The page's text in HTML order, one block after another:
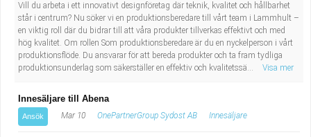
Vill du arbeta i ett innovativt designföretag där teknik, kvalitet och hållbarhet
står i centrum? Nu söker vi en produktionsberedare till vårt team i Lammhult –
en viktig roll där du bidrar till att våra produkter tillverkas effektivt och med
hög kvalitet. Om rollen Som produktionsberedare är du en nyckelperson i vårt
produktionsflöde. Du ansvarar för att bereda produkter och ta fram tydliga
produktionsunderlag som säkerställer en effektiv och kvalitetssä...
Visa mer
Innesäljare till Abena
Ansök Mar 10 OnePartnerGroup Sydost AB Innesäljare